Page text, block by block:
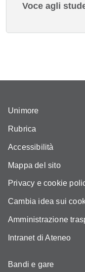
Voce agli
Unimore
Rubrica
Accessibilità
Mappa del sito
Privacy e cookie
Cambia idea sui
Amministrazione
Intranet di Ateneo
Bandi e gare